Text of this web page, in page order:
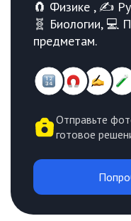
🧲 Физике , ✍️
🧬 Биологии, 💻
предметам.
Отправьте
готовое